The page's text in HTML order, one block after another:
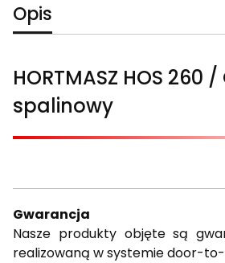
Opis
HORTMASZ HOS 260
spalinowy
Gwarancja
Nasze produkty objęte są
realizowaną w systemie door-